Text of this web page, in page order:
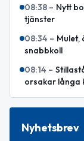
08:38 – Nytt
tjänster
08:34 – Mulet,
snabbkoll
08:14 –
orsakar långa
Nyhetsbrev